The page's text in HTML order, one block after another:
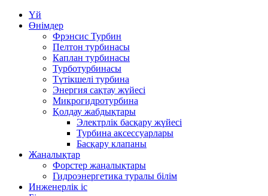
Үй
Өнімдер
Фрэнсис Турбин
Пелтон турбинасы
Каплан турбинасы
Турботурбинасы
Түтікшелі турбина
Энергия сақтау жүйесі
Микрогидротурбина
Қолдау жабдықтары
Электрлік басқару жүйесі
Турбина аксессуарлары
Басқару клапаны
Жаңалықтар
Форстер жаңалықтары
Гидроэнергетика туралы білім
Инженерлік іс